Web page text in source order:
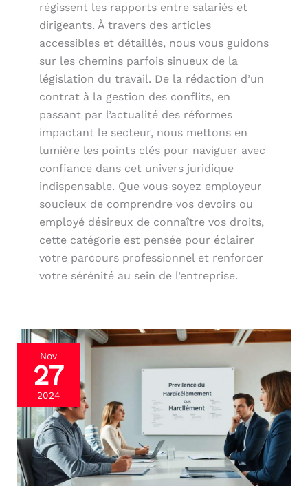
régissent les rapports entre salariés et
dirigeants. À travers des articles
accessibles et détaillés, nous vous guidons
sur les chemins parfois sinueux de la
législation du travail. De la rédaction d’un
contrat à la gestion des conflits, en
passant par l’actualité des réformes
impactant le secteur, nous mettons en
lumière les points clés pour naviguer avec
confiance dans cet univers juridique
indispensable. Que vous soyez employeur
soucieux de comprendre vos devoirs ou
employé désireux de connaître vos droits,
cette catégorie est pensée pour éclairer
votre parcours professionnel et renforcer
votre sérénité au sein de l’entreprise.
Nov
27
2024
Prévenir
le
harcèlement
au
travail
responsabilités